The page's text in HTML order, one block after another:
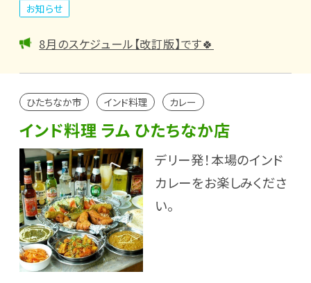
お知らせ
8月のスケジュール【改訂版】です🍀
ひたちなか市 インド料理 カレー
インド料理 ラム ひたちなか店
デリー発！本場のインド
カレーをお楽しみくださ
い。